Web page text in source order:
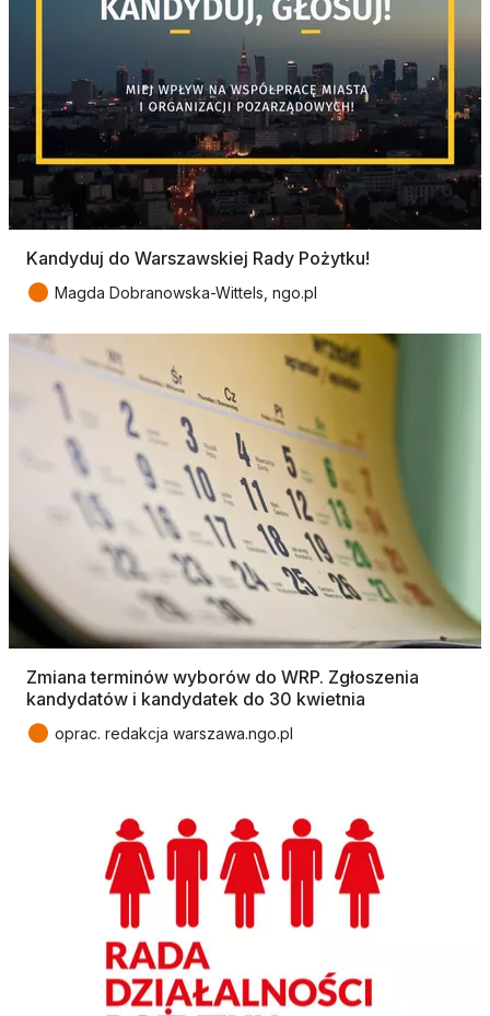
Kandyduj do Warszawskiej Rady Pożytku!
● Magda Dobranowska-Wittels, ngo.pl
Zmiana terminów wyborów do WRP. Zgłoszenia
kandydatów i kandydatek do 30 kwietnia
● oprac. redakcja warszawa.ngo.pl